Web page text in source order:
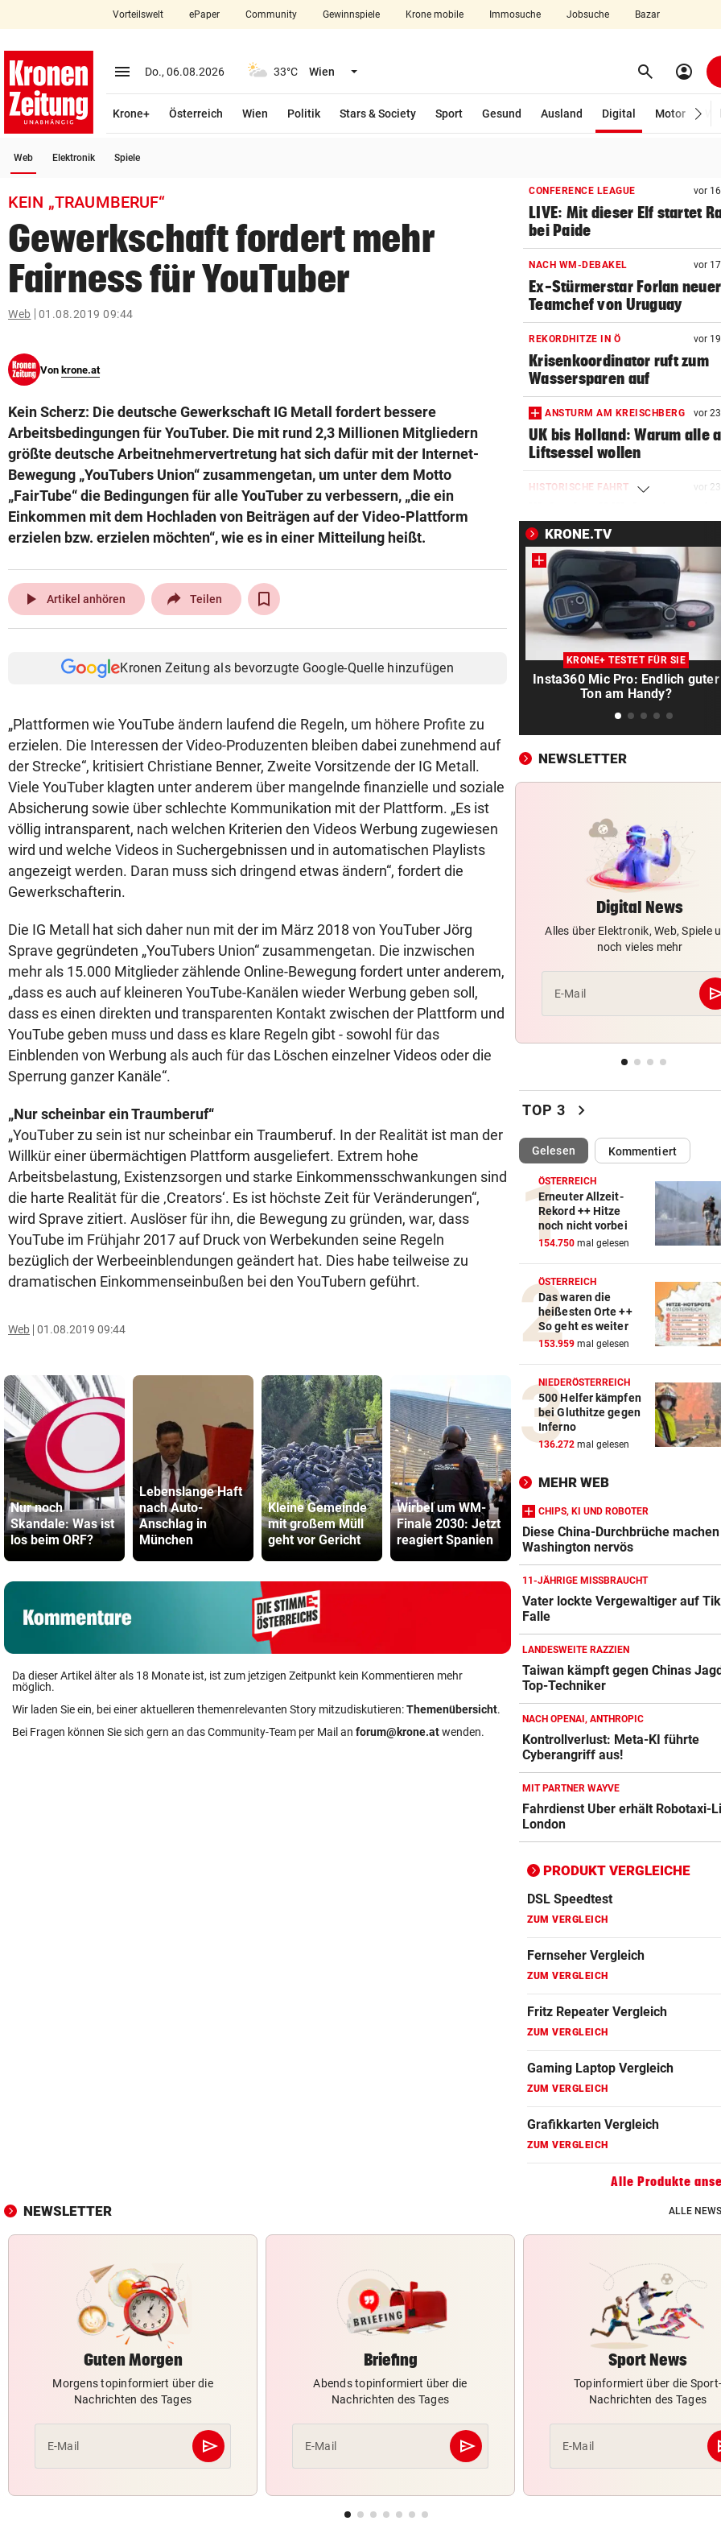
closeSchließen
account_circle Anmelden
arrow_right
pin_drop
bookmark
search
Suchbegriff
eingeben
© Krone Multimedia GmbH & Co KG 2026
Vorteilswelt ePaper Community Gewinnspiele Krone mobile Immosuche Jobsuche Bazar
menu Menü aufklappen
Do., 06.08.2026 33°C Wien Menü aufklappen search Suchen
account_circle
Krone+ Österreich Wien Politik Stars & Society Sport Gesund Ausland Digital
Motor
Web Elektronik Spiele
KEIN „TRAUMBERUF“
Gewerkschaft fordert mehr
Fairness für YouTuber
Web 01.08.2019 09:44
Von krone.at
Kein Scherz: Die deutsche Gewerkschaft IG Metall fordert bessere
Arbeitsbedingungen für YouTuber. Die mit rund 2,3 Millionen Mitgliedern
größte deutsche Arbeitnehmervertretung hat sich dafür mit der Internet-
Bewegung „YouTubers Union“ zusammengetan, um unter dem Motto
„FairTube“ die Bedingungen für alle YouTuber zu verbessern, „die ein
Einkommen mit dem Hochladen von Beiträgen auf der Video-Plattform
erzielen bzw. erzielen möchten“, wie es in einer Mitteilung heißt.
play_arrow Artikel anhören Teilen
Kronen Zeitung als bevorzugte Google-Quelle hinzufügen
„Plattformen wie YouTube ändern laufend die Regeln, um höhere Profite zu
erzielen. Die Interessen der Video-Produzenten bleiben dabei zunehmend auf
der Strecke“, kritisiert Christiane Benner, Zweite Vorsitzende der IG Metall.
Viele YouTuber klagten unter anderem über mangelnde finanzielle und soziale
Absicherung sowie über schlechte Kommunikation mit der Plattform. „Es ist
völlig intransparent, nach welchen Kriterien den Videos Werbung zugewiesen
wird und welche Videos in Suchergebnissen und in automatischen Playlists
angezeigt werden. Daran muss sich dringend etwas ändern“, fordert die
Gewerkschafterin.
Die IG Metall hat sich daher nun mit der im März 2018 von YouTuber Jörg
Sprave gegründeten „YouTubers Union“ zusammengetan. Die inzwischen
mehr als 15.000 Mitglieder zählende Online-Bewegung fordert unter anderem,
„dass es auch auf kleineren YouTube-Kanälen wieder Werbung geben soll,
dass es einen direkten und transparenten Kontakt zwischen der Plattform und
YouTube geben muss und dass es klare Regeln gibt - sowohl für das
Einblenden von Werbung als auch für das Löschen einzelner Videos oder die
Sperrung ganzer Kanäle“.
„Nur scheinbar ein Traumberuf“
„YouTuber zu sein ist nur scheinbar ein Traumberuf. In der Realität ist man der
Willkür einer übermächtigen Plattform ausgeliefert. Extrem hohe
Arbeitsbelastung, Existenzsorgen und starke Einkommensschwankungen sind
die harte Realität für die ‚Creators‘. Es ist höchste Zeit für Veränderungen“,
wird Sprave zitiert. Auslöser für ihn, die Bewegung zu gründen, war, dass
YouTube im Frühjahr 2017 auf Druck von Werbekunden seine Regeln
bezüglich der Werbeeinblendungen geändert hat. Dies habe teilweise zu
dramatischen Einkommenseinbußen bei den YouTubern geführt.
Web 01.08.2019 09:44
Nur noch
Skandale: Was ist
los beim ORF?
Lebenslange Haft
nach Auto-
Anschlag in
München
Kleine Gemeinde
mit großem Müll
geht vor Gericht
Wirbel um WM-
Finale 2030: Jetzt
reagiert Spanien
Neuseelands
tödlichste Katze
„Nine Lives“ erlegt
Überfall:
Filiale
Da dieser Artikel älter als 18 Monate ist, ist zum jetzigen Zeitpunkt kein Kommentieren mehr
möglich.
Wir laden Sie ein, bei einer aktuelleren themenrelevanten Story mitzudiskutieren:Themenübersicht.
Bei Fragen können Sie sich gern an das Community-Team per Mail an forum@krone.atwenden.
CONFERENCE LEAGUE vor
LIVE: Mit dieser Elf startet
bei Paide
NACH WM-DEBAKEL vor
Ex-Stürmerstar Forlan neuer
Teamchef von Uruguay
REKORDHITZE IN Ö vor
Krisenkoordinator ruft zum
Wassersparen auf
ANSTURM AM KREISCHBERG vor
UK bis Holland: Warum alle
Liftsessel wollen
HISTORISCHE FAHRT vor
unter Schmerzen
FLASCHE UND SCHWERT vor
Lange Gefängnisstrafen nach
Folter-Vergewaltigung
VÖLLIG VERWANDELT vor
Oha! Ist das wirklich Billie
SCHRECK FÜR DEUTSCHEN vor
Riesenschlange beim
Rasenmähen entdeckt
NACH LAWINEN-DRAMA
Rekord-Alpinist Purja am
WALDBRAND-WARNSYSTEM
KI-Drohnen sollen durch das
Blätterdach blicken
MIND. 125 MIO. EURO
Diomande zu Real!
für Leipzig fix
WENDE KURZ VOR ANPFIFF vor
Jetzt also doch! ORF zeigt
IN MEHREREN GEMEINDEN
Wassergebühren im Ländle
BRENZLIGE SITUATION
Trumps Heli beinahe mit
Passagierjet kollidiert
OFFENSIVE VERSTÄRKUNG vor
Wunschspieler! GAK angelt
junges ÖFB-Juwel
AUCH NEUER THEMENWEG vor
Nationalpark sucht wieder
Almhirten des Jahres
Rihanna braucht ein Team
drei Kinder
GROSSEINSATZ IN WIEN vor
Dorotheum-Überfall: Täter in
KRONE+ TESTET FÜR SIE
Insta360 Mic Pro: Endlich
Ton am Handy?
CHIPS, KI UND ROBOTER
Diese China-Durchbrüche
machen Washington nervös
KRONE.TV
KRONE+ TESTET FÜR SIE
Insta360 Mic Pro: Endlich guter
Ton am Handy?
NEWSLETTER
Digital News
Alles über Elektronik, Web, Spiele
noch vieles mehr
E-Mail
TOP 3 chevron_right
Gelesen(ausgewählt)Kommentiert
ÖSTERREICH
Erneuter Allzeit-
Rekord ++ Hitze
noch nicht vorbei
154.750 mal gelesen
ÖSTERREICH
Das waren die
heißesten Orte ++
So geht es weiter
153.959 mal gelesen
NIEDERÖSTERREICH
500 Helfer kämpfen
bei Gluthitze gegen
Inferno
136.272 mal gelesen
MEHR WEB
CHIPS, KI UND ROBOTER
Diese China-Durchbrüche machen
Washington nervös
11-JÄHRIGE MISSBRAUCHT
Vater lockte Vergewaltiger auf
Falle
LANDESWEITE RAZZIEN
Taiwan kämpft gegen Chinas
Top-Techniker
NACH OPENAI, ANTHROPIC
Kontrollverlust: Meta-KI führte
Cyberangriff aus!
MIT PARTNER WAYVE
Fahrdienst Uber erhält Robotaxi-
London
PRODUKT VERGLEICHE
Amazon-Kindle Vergleich
ZUM VERGLEICH
Apple-iPad Vergleich
ZUM VERGLEICH
ZUM VERGLEICH
Apple Macbook Vergleich
ZUM VERGLEICH
Bluetooth Lautsprecher Vergleich
ZUM VERGLEICH
DSL Speedtest
ZUM VERGLEICH
Fernseher Vergleich
ZUM VERGLEICH
Fritz Repeater Vergleich
ZUM VERGLEICH
Gaming Laptop Vergleich
ZUM VERGLEICH
Grafikkarten Vergleich
ZUM VERGLEICH
Alle Produkte
NEWSLETTER ALLE
Guten Morgen
Morgens topinformiert über die
Nachrichten des Tages
E-Mail send
Abschicken
Briefing
Abends topinformiert über die
Nachrichten des Tages
E-Mail send
Abschicken
Sport News
Topinformiert über die Sport-
Nachrichten des Tages
E-Mail